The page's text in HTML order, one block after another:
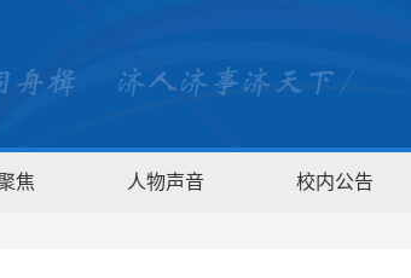
焦 人物声音 校内公告